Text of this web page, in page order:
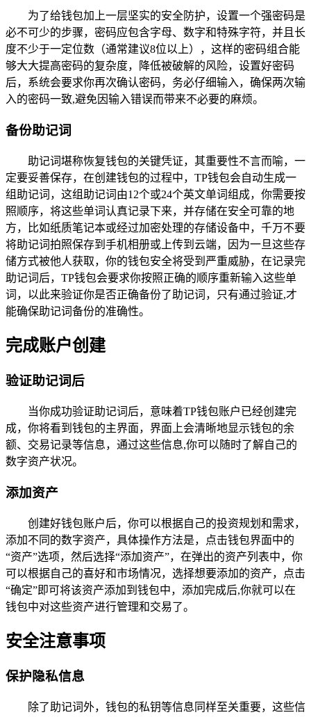
为了给钱包加上一层坚实的安全防护，设置一个强密码是
必不可少的步骤，密码应包含字母、数字和特殊字符，并且长
度不少于一定位数（通常建议8位以上），这样的密码组合能
够大大提高密码的复杂度，降低被破解的风险，设置好密码
后，系统会要求你再次确认密码，务必仔细输入，确保两次输
入的密码一致,避免因输入错误而带来不必要的麻烦。
备份助记词
助记词堪称恢复钱包的关键凭证，其重要性不言而喻，一
定要妥善保存，在创建钱包的过程中，TP钱包会自动生成一
组助记词，这组助记词由12个或24个英文单词组成，你需要按
照顺序，将这些单词认真记录下来，并存储在安全可靠的地
方，比如纸质笔记本或经过加密处理的存储设备中，千万不要
将助记词拍照保存到手机相册或上传到云端，因为一旦这些存
储方式被他人获取，你的钱包安全将受到严重威胁，在记录完
助记词后，TP钱包会要求你按照正确的顺序重新输入这些单
词，以此来验证你是否正确备份了助记词，只有通过验证,才
能确保助记词备份的准确性。
完成账户创建
验证助记词后
当你成功验证助记词后，意味着TP钱包账户已经创建完
成，你将看到钱包的主界面，界面上会清晰地显示钱包的余
额、交易记录等信息，通过这些信息,你可以随时了解自己的
数字资产状况。
添加资产
创建好钱包账户后，你可以根据自己的投资规划和需求，
添加不同的数字资产，具体操作方法是，点击钱包界面中的
“资产”选项，然后选择“添加资产”，在弹出的资产列表中，你
可以根据自己的喜好和市场情况，选择想要添加的资产，点击
“确定”即可将该资产添加到钱包中，添加完成后,你就可以在
钱包中对这些资产进行管理和交易了。
安全注意事项
保护隐私信息
除了助记词外，钱包的私钥等信息同样至关重要，这些信